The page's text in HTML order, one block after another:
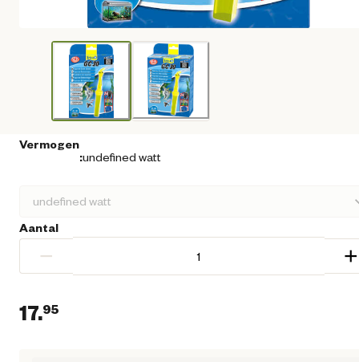
Vermogen
:undefined watt
Aantal
− +
17.95